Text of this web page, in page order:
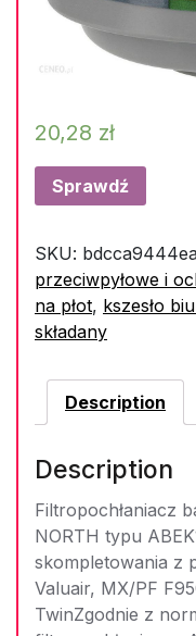
20,28 zł
Sprawdź
SKU:
przeciwpyłowe i
na płot, kszesło
składany
Description
Description
Filtropochłaniacz
NORTH typu
skompletowania z
Valuair, MX/PF
TwinZgodnie z